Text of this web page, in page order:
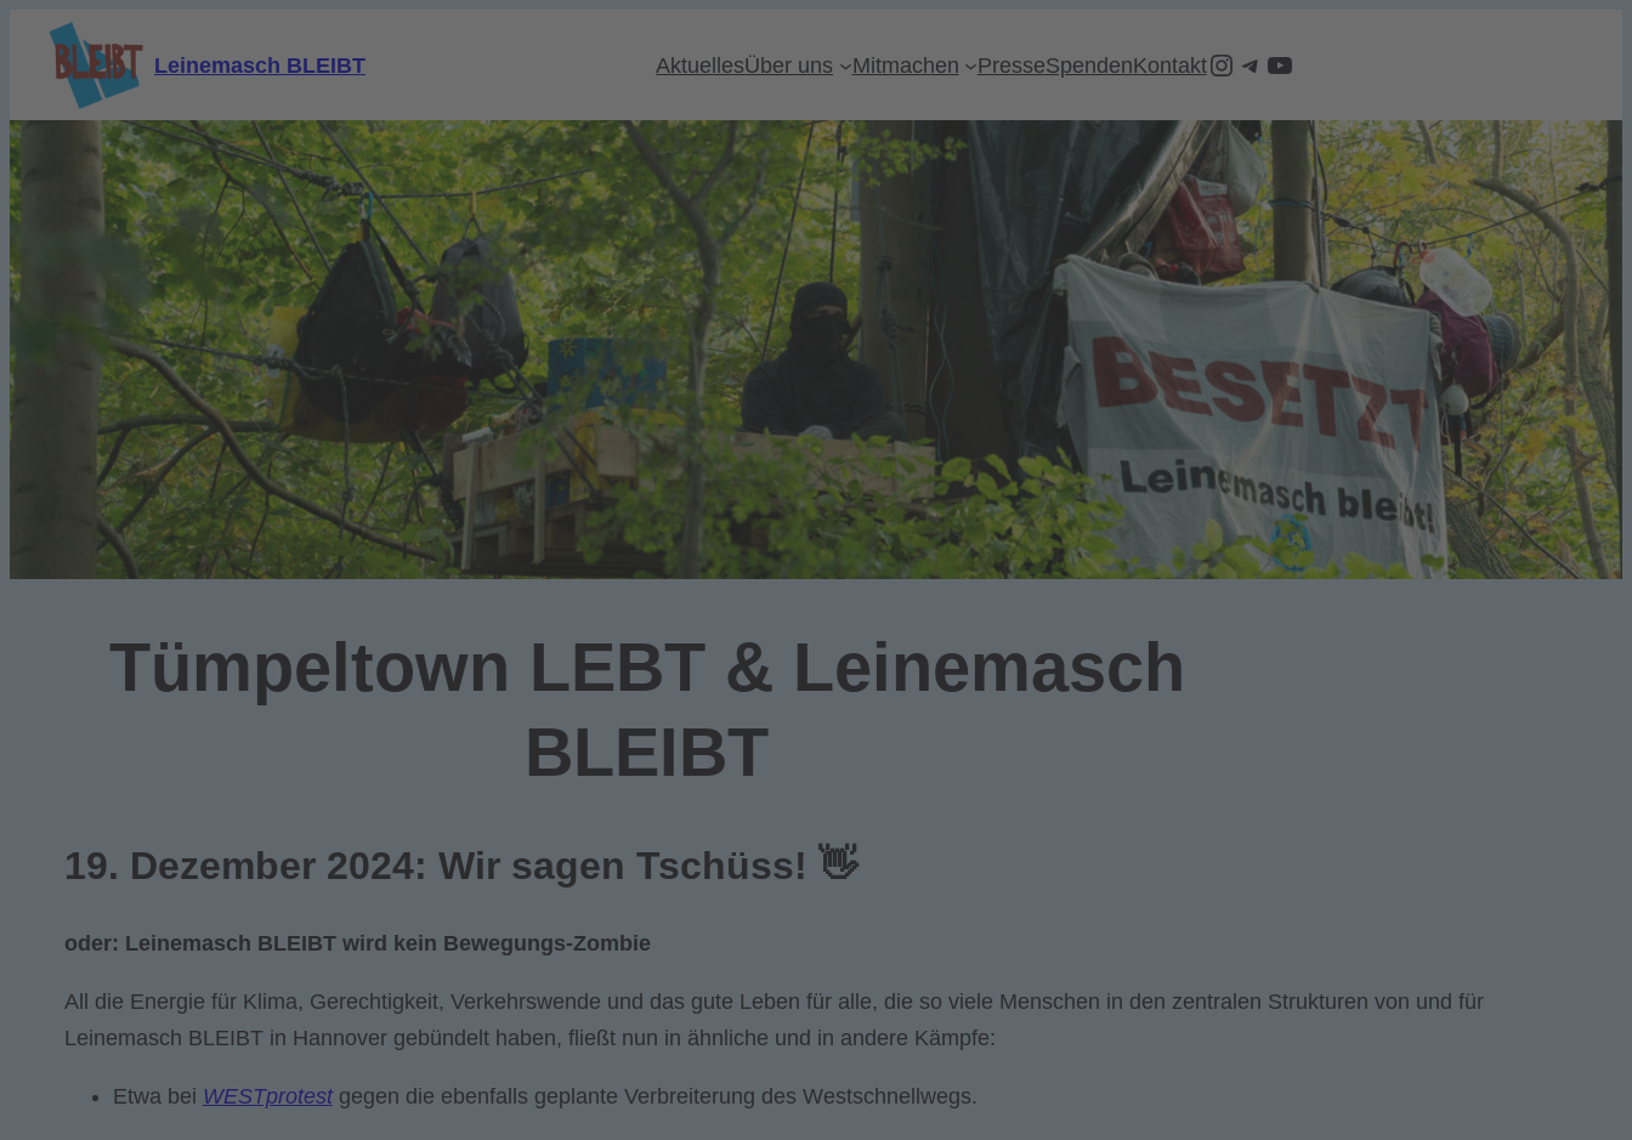
Leinemasch BLEIBT AktuellesÜber uns Mitmachen PresseSpendenKontaktInstagram
Telegram
LeinemaschBleibt Youtube Account
Tümpeltown LEBT & Leinemasch
BLEIBT
19. Dezember 2024: Wir sagen Tschüss! 👋
oder: Leinemasch BLEIBT wird kein Bewegungs-Zombie
All die Energie für Klima, Gerechtigkeit, Verkehrswende und das gute Leben für alle, die so viele Menschen in den zentralen Strukturen von und für
Leinemasch BLEIBT in Hannover gebündelt haben, fließt nun in ähnliche und in andere Kämpfe:
Etwa bei WESTprotest gegen die ebenfalls geplante Verbreiterung des Westschnellwegs.